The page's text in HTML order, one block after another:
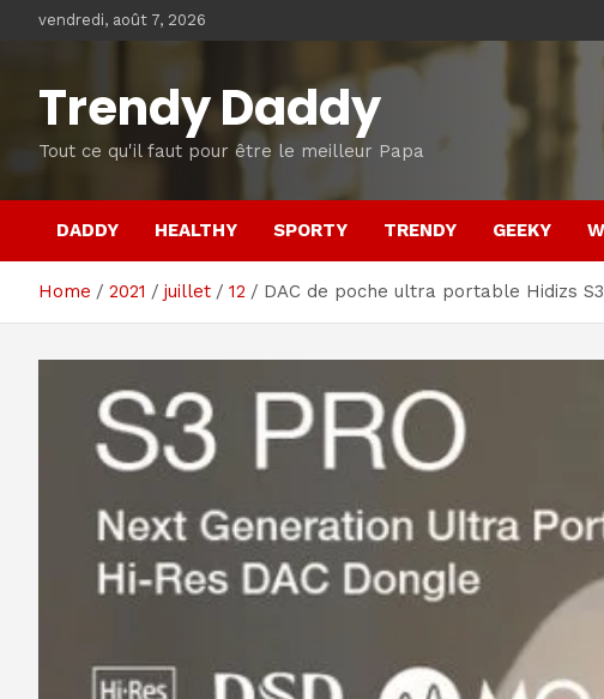
vendredi, août 7, 2026
Trendy Daddy
Tout ce qu'il faut pour être le meilleur Papa
DADDY HEALTHY SPORTY TRENDY GEEKY
Home 2021 juillet 12 DAC de poche ultra portable Hidizs